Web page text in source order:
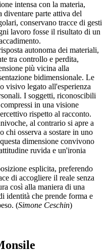
intensa con la materia,
diventare parte attiva del
conservano tracce di gesti
lavoro fosse il risultato di un
autonoma dei materiali,
tra controllo e perdita,
più vicina alla
bidimensionale. Le
visivo legato all'esperienza
I soggetti, riconoscibili
in una visione
rispetto al racconto.
al contrario si apre a
chi osserva a sostare in uno
dimensione convivono
ruvida e un'ironia
esplicita, preferendo
di accogliere il reale senza
così alla maniera di una
identità che prende forma e
(Simone Ceschin)